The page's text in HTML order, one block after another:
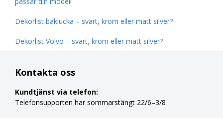
Dekorlist baklucka – svart, krom eller matt silver?
Dekorlist Volvo – svart, krom eller matt silver?
Kontakta oss
Kundtjänst via telefon:
Telefonsupporten har sommarstängt 22/6–3/8